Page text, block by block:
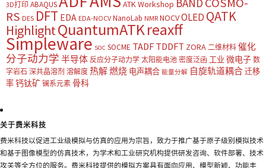
3D打印 ABAQUS ATK Workshop BAND COSMO-
RS DES DFT EDA EDA-NOCV NanoLab NMR NOCVOLED QATK
HighlightQuantumATKreaxff
Simpleware SOC SOCME TADF TDDFT ZORA 二维材料 催化
分子动力学 半导体 反应分子动力学 太阳能电池 密度泛函 工业 微电子 数
字岩石 深共晶溶剂 溶解度 热解燃烧 电声耦合 能量分解 自旋轨道耦合迁移
率钙钛矿 镧系元素 骨科
关于费米科技
费米科技以促进工业级模拟与仿真的应用为宗旨，致力于推广基于原子级别模拟技术
和基于图像模型的仿真技术，为学术和工业研究机构提供研发咨询、软件部署、技术
攻关等全方位的服务。费米科技提供的模拟方案具有面向应用、模型新颖、功能丰